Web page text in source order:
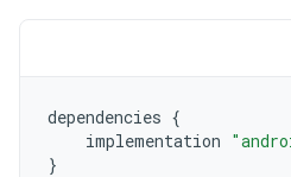
dependencies {
implementation
}